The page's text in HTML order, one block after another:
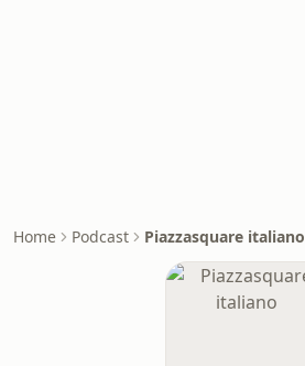
Home Podcast Piazzasquare italiano